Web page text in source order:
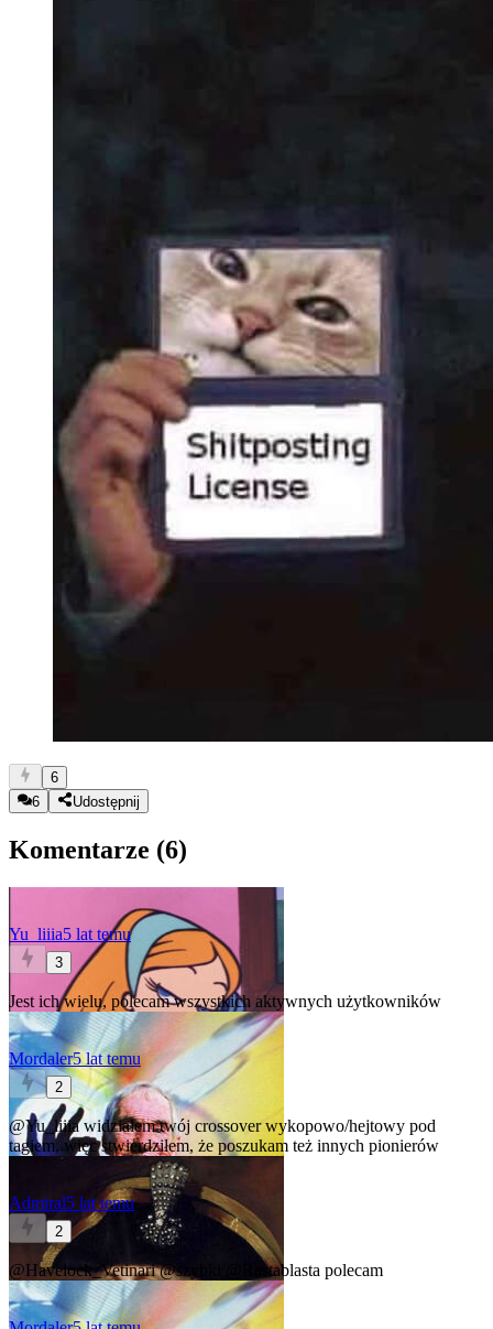
6
6
Udostępnij
Komentarze (6)
Yu_liiia5 lat temu
3
Jest ich wielu, polecam wszystkich aktywnych użytkowników
Mordaler5 lat temu
2
@Yu_liiiawidziałem twój crossover wykopowo/hejtowy pod
tagiem, więc stwierdziłem, że poszukam też innych pionierów
Admiral5 lat temu
2
@Havelock_Vetinari @szybki @Rastablasta polecam